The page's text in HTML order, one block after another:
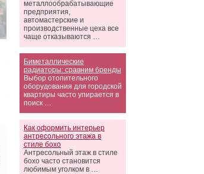
металлообрабатывающие
предприятия,
автомастерские и
производственные цеха все
чаще отказываются …
Биметаллические
радиаторы: сравним бренды
Выбор отопительного
оборудования для городской
квартиры часто упирается в
поиск …
Как оформить интерьер
антресольного этажа в
стиле бохо
Антресольный этаж в стиле
бохо часто становится
любимым уголком в …